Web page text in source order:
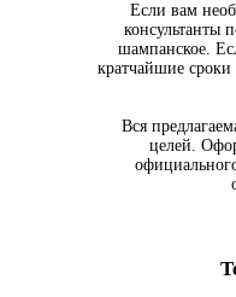
Если вам
консультанты
шампанское.
кратчайшие
Вся
целей.